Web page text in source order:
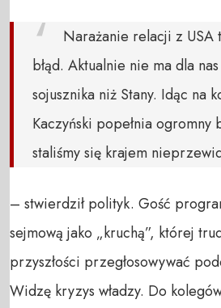
Narażanie relacji z USA
błąd. Aktualnie nie ma dla
sojusznika niż Stany. Idąc na
Kaczyński popełnia ogromny
staliśmy się krajem
– stwierdził polityk. Gość
sejmową jako „kruchą”, której
przyszłości przegłosowywać
Widzę kryzys władzy. Do